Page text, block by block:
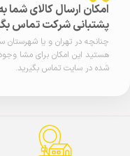
امکان ارسال کالای شما
پشتبانی شرکت تماس
چنانچه در تهران و یا شهرستان
هستید این امکان برای مشا
شده در سایت تماس بگیرید.